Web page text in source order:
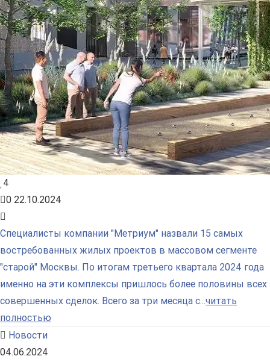
4
0 22.10.2024
Специалисты компании "Метриум" назвали 15 самых
востребованных жилых проектов в массовом сегменте
"старой" Москвы. По итогам третьего квартала 2024 года
именно на эти комплексы пришлось более половины всех
совершенных сделок. Всего за три месяца с...читать
полностью
Новости
04.06.2024